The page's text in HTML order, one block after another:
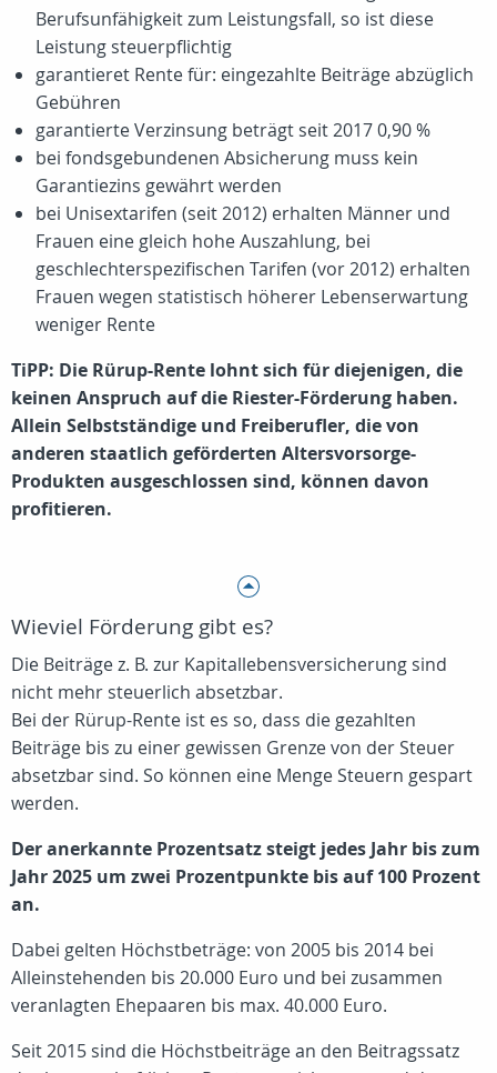
Berufsunfähigkeit zum Leistungsfall, so ist diese
Leistung steuerpflichtig
garantieret Rente für: eingezahlte Beiträge abzüglich
Gebühren
garantierte Verzinsung beträgt seit 2017 0,90 %
bei fondsgebundenen Absicherung muss kein
Garantiezins gewährt werden
bei Unisextarifen (seit 2012) erhalten Männer und
Frauen eine gleich hohe Auszahlung, bei
geschlechterspezifischen Tarifen (vor 2012) erhalten
Frauen wegen statistisch höherer Lebenserwartung
weniger Rente
TiPP: Die Rürup-Rente lohnt sich für diejenigen, die
keinen Anspruch auf die Riester-Förderung haben.
Allein Selbstständige und Freiberufler, die von
anderen staatlich geförderten Altersvorsorge-
Produkten ausgeschlossen sind, können davon
profitieren.
Wieviel Förderung gibt es?
Die Beiträge z. B. zur Kapitallebensversicherung sind
nicht mehr steuerlich absetzbar.
Bei der Rürup-Rente ist es so, dass die gezahlten
Beiträge bis zu einer gewissen Grenze von der Steuer
absetzbar sind. So können eine Menge Steuern gespart
werden.
Der anerkannte Prozentsatz steigt jedes Jahr bis zum
Jahr 2025 um zwei Prozentpunkte bis auf 100 Prozent
an.
Dabei gelten Höchstbeträge: von 2005 bis 2014 bei
Alleinstehenden bis 20.000 Euro und bei zusammen
veranlagten Ehepaaren bis max. 40.000 Euro.
Seit 2015 sind die Höchstbeiträge an den Beitragssatz